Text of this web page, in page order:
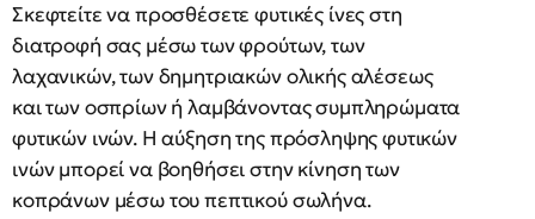
Σκεφτείτε να προσθέσετε φυτικές ίνες στη
διατροφή σας μέσω των φρούτων, των
λαχανικών, των δημητριακών ολικής αλέσεως
και των οσπρίων ή λαμβάνοντας συμπληρώματα
φυτικών ινών. Η αύξηση της πρόσληψης φυτικών
ινών μπορεί να βοηθήσει στην κίνηση των
κοπράνων μέσω του πεπτικού σωλήνα.